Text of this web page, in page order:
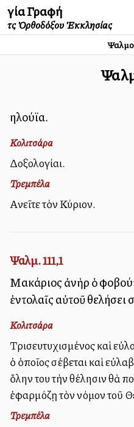
Ἁγία Γραφή
τῆς Ὀρθοδόξου Ἐκκλησίας
Ἀλληλούϊα.
Κολιτσάρα
Δοξολογίαι.
Τρεμπέλα
Αἰνεῖτε τὸν Κύριον.
Ψαλμ. 111,1
Μακάριος ἀνὴρ ὁ
ἐντολαῖς αὐτοῦ θελήσει
Κολιτσάρα
Τρισευτυχισμένος καὶ
ὁ ὁποῖος σέβεται καὶ
ὅλην του τὴν θέλησιν θὰ
ἐφαρμόζῃ τὸν νόμον τοῦ
Τρεμπέλα